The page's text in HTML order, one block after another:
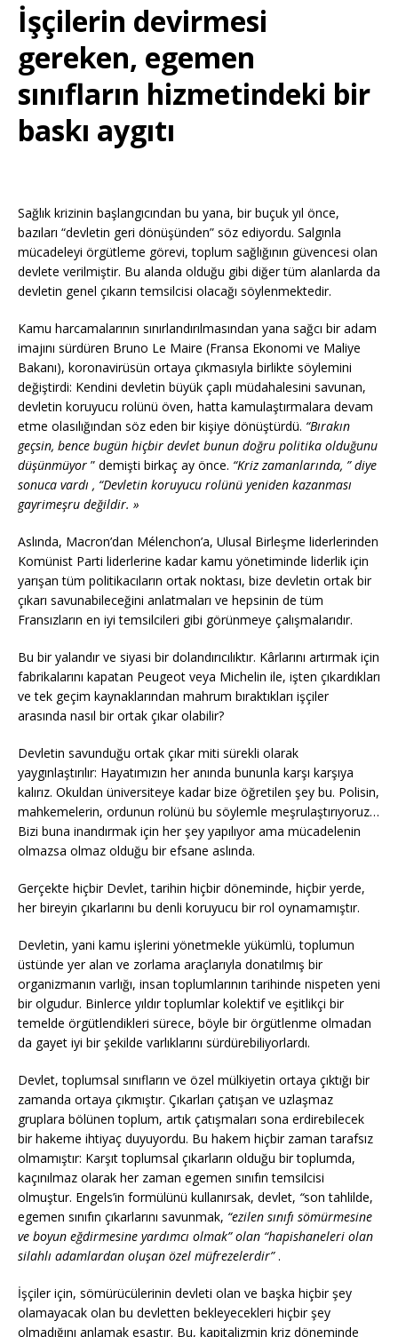
İşçilerin devirmesi
gereken, egemen
sınıfların hizmetindeki bir
baskı aygıtı
Sağlık krizinin başlangıcından bu yana, bir buçuk yıl önce,
bazıları “devletin geri dönüşünden” söz ediyordu. Salgınla
mücadeleyi örgütleme görevi, toplum sağlığının güvencesi olan
devlete verilmiştir. Bu alanda olduğu gibi diğer tüm alanlarda da
devletin genel çıkarın temsilcisi olacağı söylenmektedir.
Kamu harcamalarının sınırlandırılmasından yana sağcı bir adam
imajını sürdüren Bruno Le Maire (Fransa Ekonomi ve Maliye
Bakanı), koronavirüsün ortaya çıkmasıyla birlikte söylemini
değiştirdi: Kendini devletin büyük çaplı müdahalesini savunan,
devletin koruyucu rolünü öven, hatta kamulaştırmalara devam
etme olasılığından söz eden bir kişiye dönüştürdü. “Bırakın
geçsin, bence bugün hiçbir devlet bunun doğru politika olduğunu
düşünmüyor ” demişti birkaç ay önce. “Kriz zamanlarında, ” diye
sonuca vardı , “Devletin koruyucu rolünü yeniden kazanması
gayrimeşru değildir. »
Aslında, Macron’dan Mélenchon’a, Ulusal Birleşme liderlerinden
Komünist Parti liderlerine kadar kamu yönetiminde liderlik için
yarışan tüm politikacıların ortak noktası, bize devletin ortak bir
çıkarı savunabileceğini anlatmaları ve hepsinin de tüm
Fransızların en iyi temsilcileri gibi görünmeye çalışmalarıdır.
Bu bir yalandır ve siyasi bir dolandırıcılıktır. Kârlarını artırmak için
fabrikalarını kapatan Peugeot veya Michelin ile, işten çıkardıkları
ve tek geçim kaynaklarından mahrum bıraktıkları işçiler
arasında nasıl bir ortak çıkar olabilir?
Devletin savunduğu ortak çıkar miti sürekli olarak
yaygınlaştırılır: Hayatımızın her anında bununla karşı karşıya
kalırız. Okuldan üniversiteye kadar bize öğretilen şey bu. Polisin,
mahkemelerin, ordunun rolünü bu söylemle meşrulaştırıyoruz…
Bizi buna inandırmak için her şey yapılıyor ama mücadelenin
olmazsa olmaz olduğu bir efsane aslında.
Gerçekte hiçbir Devlet, tarihin hiçbir döneminde, hiçbir yerde,
her bireyin çıkarlarını bu denli koruyucu bir rol oynamamıştır.
Devletin, yani kamu işlerini yönetmekle yükümlü, toplumun
üstünde yer alan ve zorlama araçlarıyla donatılmış bir
organizmanın varlığı, insan toplumlarının tarihinde nispeten yeni
bir olgudur. Binlerce yıldır toplumlar kolektif ve eşitlikçi bir
temelde örgütlendikleri sürece, böyle bir örgütlenme olmadan
da gayet iyi bir şekilde varlıklarını sürdürebiliyorlardı.
Devlet, toplumsal sınıfların ve özel mülkiyetin ortaya çıktığı bir
zamanda ortaya çıkmıştır. Çıkarları çatışan ve uzlaşmaz
gruplara bölünen toplum, artık çatışmaları sona erdirebilecek
bir hakeme ihtiyaç duyuyordu. Bu hakem hiçbir zaman tarafsız
olmamıştır: Karşıt toplumsal çıkarların olduğu bir toplumda,
kaçınılmaz olarak her zaman egemen sınıfın temsilcisi
olmuştur. Engels’in formülünü kullanırsak, devlet, “son tahlilde,
egemen sınıfın çıkarlarını savunmak, “ezilen sınıfı sömürmesine
ve boyun eğdirmesine yardımcı olmak” olan “hapishaneleri olan
silahlı adamlardan oluşan özel müfrezelerdir”.
İşçiler için, sömürücülerinin devleti olan ve başka hiçbir şey
olamayacak olan bu devletten bekleyecekleri hiçbir şey
olmadığını anlamak esastır. Bu, kapitalizmin kriz döneminde